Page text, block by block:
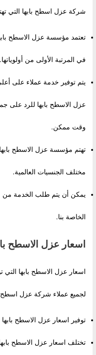
شركة عزل اسطح بابها التي
تعتمد مؤسسة عزل الاسطح
في المرتبة الأولى من أولوياتها.
يتم توفير خدمة عملاء على
عزل الاسطح بابها للرد على
وقت ممكن.
تهتم مؤسسة عزل الاسطح
مختلف الجنسيات العالمية.
يمكن أن يتم طلب الخدمة من
الخاصة بنا.
اسعار عزل الاسطح
اسعار عزل الاسطح بابها
لجميع عملاء شركة عزل اسطح
توفير اسعار عزل الاسطح بابها
تختلف اسعار عزل الاسطح